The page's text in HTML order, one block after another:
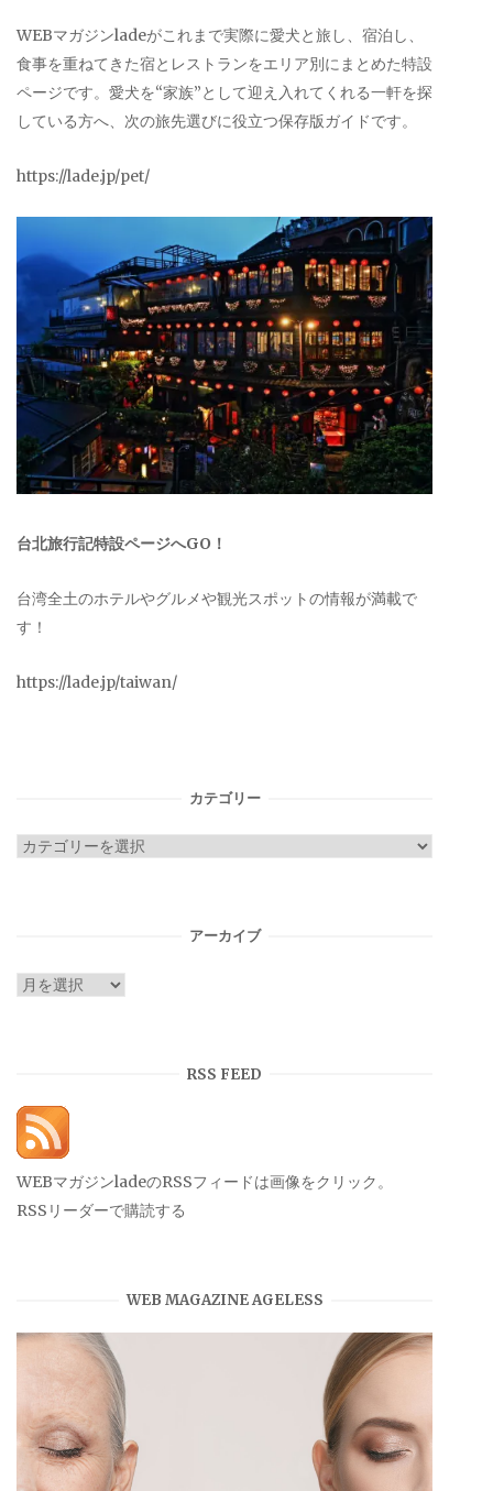
WEBマガジンladeがこれまで実際に愛犬と旅し、宿泊し、
食事を重ねてきた宿とレストランをエリア別にまとめた特設
ページです。愛犬を“家族”として迎え入れてくれる一軒を探
している方へ、次の旅先選びに役立つ保存版ガイドです。
https://lade.jp/pet/
台北旅行記特設ページへGO！
台湾全土のホテルやグルメや観光スポットの情報が満載で
す！
https://lade.jp/taiwan/
カテゴリー
カ
アーカイブ
ア
RSS FEED
WEBマガジンladeのRSSフィードは画像をクリック。
RSSリーダーで購読する
WEB MAGAZINE AGELESS